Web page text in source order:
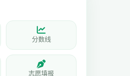
分数线
志愿填报